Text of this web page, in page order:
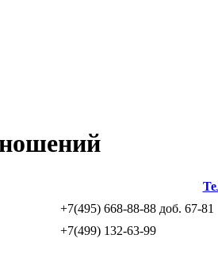
+7(495) 668-88-88 доб. 67-81
+7(499) 132-63-99